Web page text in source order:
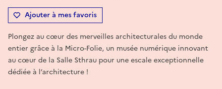
Ajouter à mes favoris
Plongez au cœur des merveilles architecturales du monde
entier grâce à la Micro-Folie, un musée numérique innovant
au cœur de la Salle Sthrau pour une escale exceptionnelle
dédiée à l’architecture !